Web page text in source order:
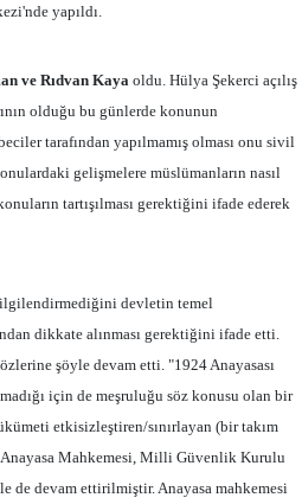
yapıldı.
ve Rıdvan Kaya oldu. Hülya Şekerci açılış
olduğu bu günlerde konunun
tarafından yapılmamış olması onu sivil
gelişmelere müslümanların nasıl
tartışılması gerektiğini ifade ederek
ilgilendirmediğini devletin temel
dikkate alınması gerektiğini ifade etti.
şöyle devam etti. "1924 Anayasası
için de meşruluğu söz konusu olan bir
etkisizleştiren/sınırlayan (bir takım
Mahkemesi, Milli Güvenlik Kurulu
de devam ettirilmiştir. Anayasa mahkemesi